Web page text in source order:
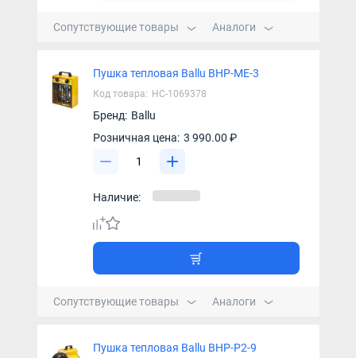
Сопутствующие товары Аналоги
Пушка тепловая Ballu BHP-ME-3
Код товара: НС-1069378
Бренд: Ballu
Розничная цена: 3 990.00 ₽
Наличие:
Сопутствующие товары Аналоги
Пушка тепловая Ballu BHP-P2-9